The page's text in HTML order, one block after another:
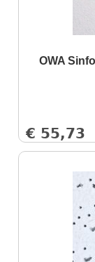
OWA
€ 55,73